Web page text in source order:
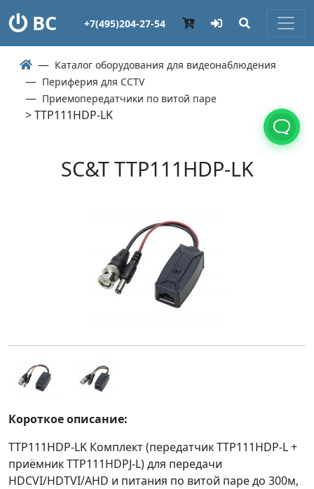
ВС +7(495)204-27-54
Каталог оборудования для видеонаблюдения
Периферия для CCTV
Приемопередатчики по витой паре
> TTP111HDP-LK
SC&T TTP111HDP-LK
Короткое описание:
TTP111HDP-LK Комплект (передатчик TTP111HDP-L +
приёмник TTP111HDPJ-L) для передачи
HDCVI/HDTVI/AHD и питания по витой паре до 300м,